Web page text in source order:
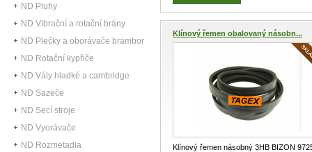
ND Pluhy
ND Vibrační a rotační brány
ND Plečky a oborávače brambor
ND Rotační kypřiče
ND Vály hladké a cambridge
ND Sazeče
ND Secí stroje
ND Vyorávače
ND Rozmetadla
Klínový řemen obalovaný násobn...
Klínový řemen násobný 3HB BIZON